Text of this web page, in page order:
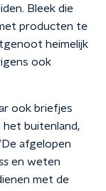
Bleek die
producten te
heimelijk
ook
ook briefjes
buitenland,
afgelopen
en weten
met de